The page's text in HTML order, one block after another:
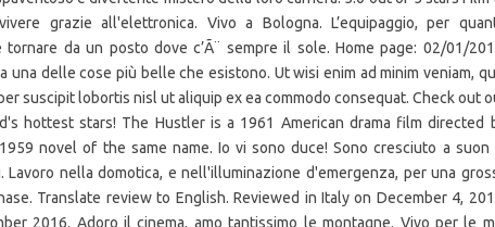
grazie all'elettronica. Vivo a Bologna. L’equipaggio, per
da un posto dove c’Ã¨ sempre il sole. Home page: 02/01/
una delle cose più belle che esistono. Ut wisi enim ad minim veniam,
suscipit lobortis nisl ut aliquip ex ea commodo consequat. Check out
hottest stars! The Hustler is a 1961 American drama film directed
novel of the same name. Io vi sono duce! Sono cresciuto a suon
Lavoro nella domotica, e nell'illuminazione d'emergenza, per una
Translate review to English. Reviewed in Italy on December 4,
2016. Adoro il cinema, amo tantissimo le montagne. Vivo per le